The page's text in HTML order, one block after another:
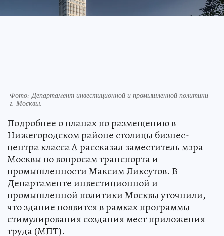
Фото: Департамент инвестиционной и промышленной политики
г. Москвы.
Подробнее о планах по размещению в
Нижегородском районе столицы бизнес-
центра класса А рассказал заместитель мэра
Москвы по вопросам транспорта и
промышленности Максим Ликсутов. В
Департаменте инвестиционной и
промышленной политики Москвы уточнили,
что здание появится в рамках программы
стимулирования создания мест приложения
труда (МПТ).